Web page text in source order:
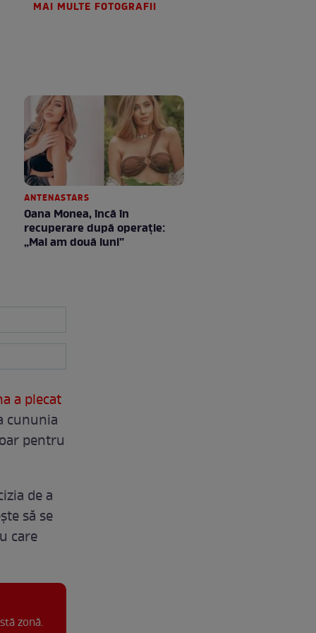
MAI MULTE FOTOGRAFII
ANTENASTARS
Oana Monea, încă în
recuperare după operație:
„Mai am două luni”
a plecat
cununia
pentru
de a
să se
care
zonă.